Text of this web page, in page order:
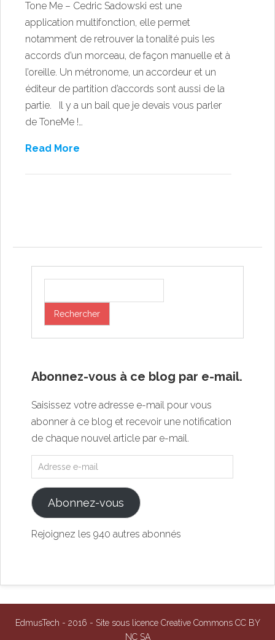
Tone Me – Cedric Sadowski est une
application multifonction, elle permet
notamment de retrouver la tonalité puis les
accords d’un morceau, de façon manuelle et à
l’oreille. Un métronome, un accordeur et un
éditeur de partition d’accords sont aussi de la
partie. Il y a un bail que je devais vous parler
de ToneMe !…
Read More
Abonnez-vous à ce blog par e-mail.
Saisissez votre adresse e-mail pour vous
abonner à ce blog et recevoir une notification
de chaque nouvel article par e-mail.
Abonnez-vous
Rejoignez les 940 autres abonnés
EdmusTech - 2016 - Site sous licence Creative Commons CC BY
NC SA